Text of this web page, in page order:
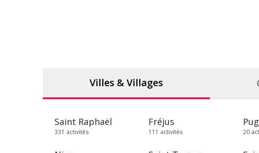
Villes & Villages
Saint Raphaël
331 activités
Fréjus
111 activités 20